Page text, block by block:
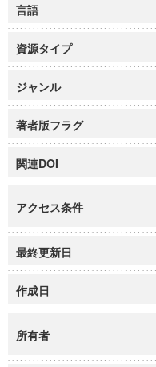
言語
資源タイプ
ジャンル
著者版フラグ
関連DOI
アクセス条件
最終更新日
作成日
所有者